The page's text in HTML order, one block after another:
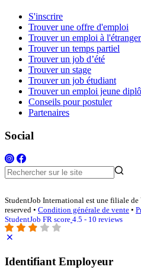
S'inscrire
Trouver une offre d'emploi
Trouver un emploi à l'étranger
Trouver un temps partiel
Trouver un job d’été
Trouver un stage
Trouver un job étudiant
Trouver un emploi jeune
Conseils pour postuler
Partenaires
Social
StudentJob International est une filiale
reserved • Condition générale de vente •
StudentJob FR score 4.5 - 10 reviews
Identifiant Employeur